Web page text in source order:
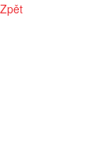
Zpět